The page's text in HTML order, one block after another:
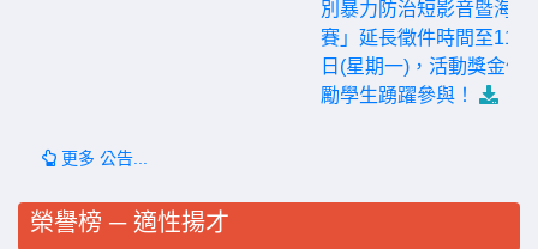
別暴力防治短影音暨海報
賽」延長徵件時間至115
日(星期一)，活動獎金優
勵學生踴躍參與！
更多 公告...
榮譽榜 ─ 適性揚才